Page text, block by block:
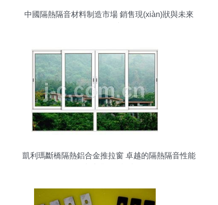
中國隔熱隔音材料制造市場 銷售現(xiàn)狀與未來
凱利瑪斷橋隔熱鋁合金推拉窗 卓越的隔熱隔音性能